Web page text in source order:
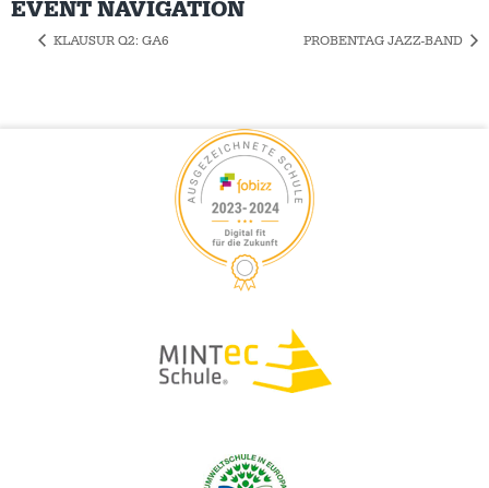
EVENT NAVIGATION
KLAUSUR Q2: GA6 PROBENTAG JAZZ-BAND